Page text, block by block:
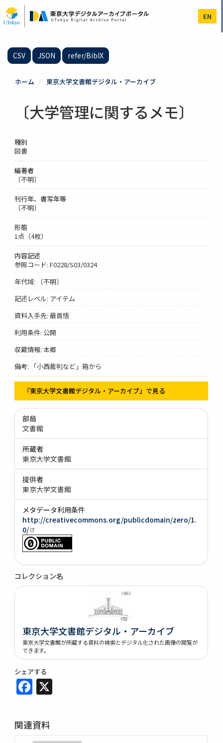
イ
ン
EN
CSV JSON refer/BibIX
ホーム 東京大学文書館デジタル・アーカイブ
〔大学管理に関するメモ〕
種別
図書
編著者
〔不明〕
刊行年、書写年等
〔不明〕
形態
1点（4枚）
内容記述
参照コード: F0228/S03/0324
年代域: 〔不明〕
記述レベル: アイテム
資料入手先: 最首悟
利用条件: 公開
収蔵情報: 本郷
備考: 「小西裁判など」箱から
『東京大学文書館デジタル・アーカイブ』で見る
部局
文書館
所蔵者
東京大学文書館
提供者
東京大学文書館
メタデータ利用条件
http://creativecommons.org/publicdomain/zero/1.
0/
コレクション名
東京大学文書館デジタル・アーカイブ
東京大学文書館が所蔵する資料の検索とデジタル化された画像の閲覧が
できます。
シェアする
Facebook
関連資料